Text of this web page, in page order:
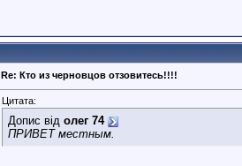
Re: Кто из черновцов отзовитесь!!!!
Цитата:
Допис від олег 74
ПРИВЕТ местным.